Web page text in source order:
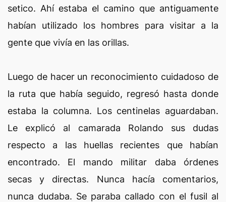
setico. Ahí estaba el camino que antiguamente
habían utilizado los hombres para visitar a la
gente que vivía en las orillas.
Luego de hacer un reconocimiento cuidadoso de
la ruta que había seguido, regresó hasta donde
estaba la columna. Los centinelas aguardaban.
Le explicó al camarada Rolando sus dudas
respecto a las huellas recientes que habían
encontrado. El mando militar daba órdenes
secas y directas. Nunca hacía comentarios,
nunca dudaba. Se paraba callado con el fusil al